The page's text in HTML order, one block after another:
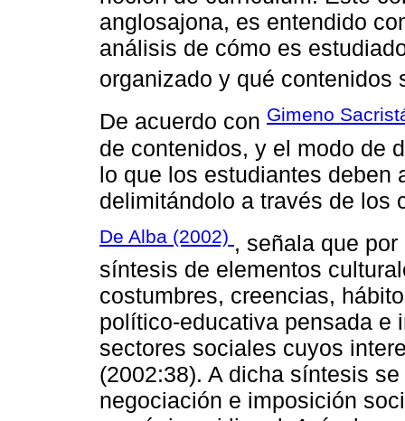
anglosajona, es entendido
análisis de cómo es
organizado y qué contenidos
De acuerdo con Gimeno
de contenidos, y el modo de
lo que los estudiantes deben
delimitándolo a través de los
De Alba (2002) , señala que
síntesis de elementos
costumbres, creencias,
político-educativa pensada e
sectores sociales cuyos
(2002:38). A dicha síntesis
negociación e imposición